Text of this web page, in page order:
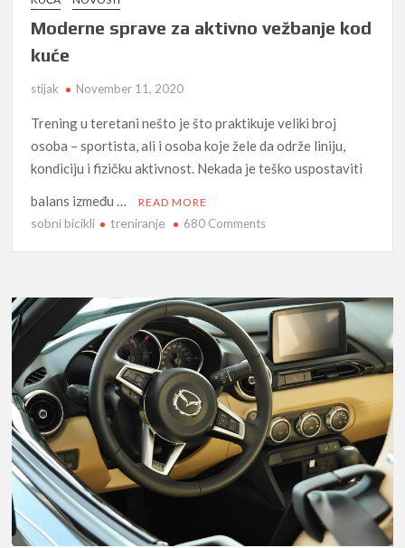
Moderne sprave za aktivno vežbanje kod
kuće
stijak November 11, 2020
Trening u teretani nešto je što praktikuje veliki broj
osoba – sportista, ali i osoba koje žele da održe liniju,
kondiciju i fizičku aktivnost. Nekada je teško uspostaviti
balans između …
READ MORE
sobni bicikli treniranje 680 Commentson
aktivno
vežbanje
kod
kuće